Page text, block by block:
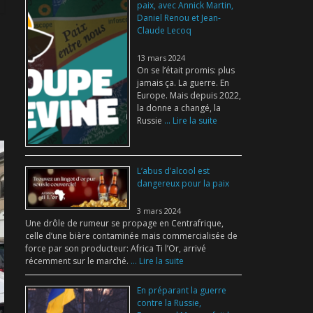
paix, avec Annick Martin,
Daniel Renou et Jean-
Claude Lecoq
13 mars 2024
On se l’était promis: plus
jamais ça. La guerre. En
Europe. Mais depuis 2022,
la donne a changé, la
Russie ... Lire la suite
L’abus d’alcool est
dangereux pour la paix
3 mars 2024
Une drôle de rumeur se propage en Centrafrique,
celle d’une bière contaminée mais commercialisée de
force par son producteur: Africa Ti l’Or, arrivé
récemment sur le marché. ... Lire la suite
En préparant la guerre
contre la Russie,